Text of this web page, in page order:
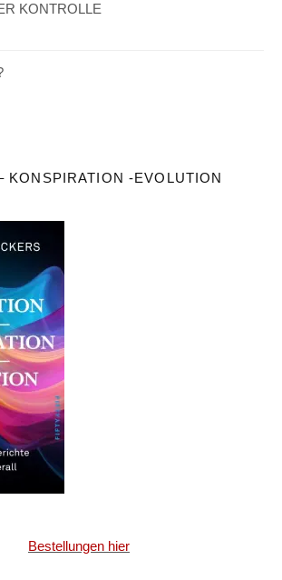
KONTROLLE
KONSPIRATION -EVOLUTION
Bestellungen hier